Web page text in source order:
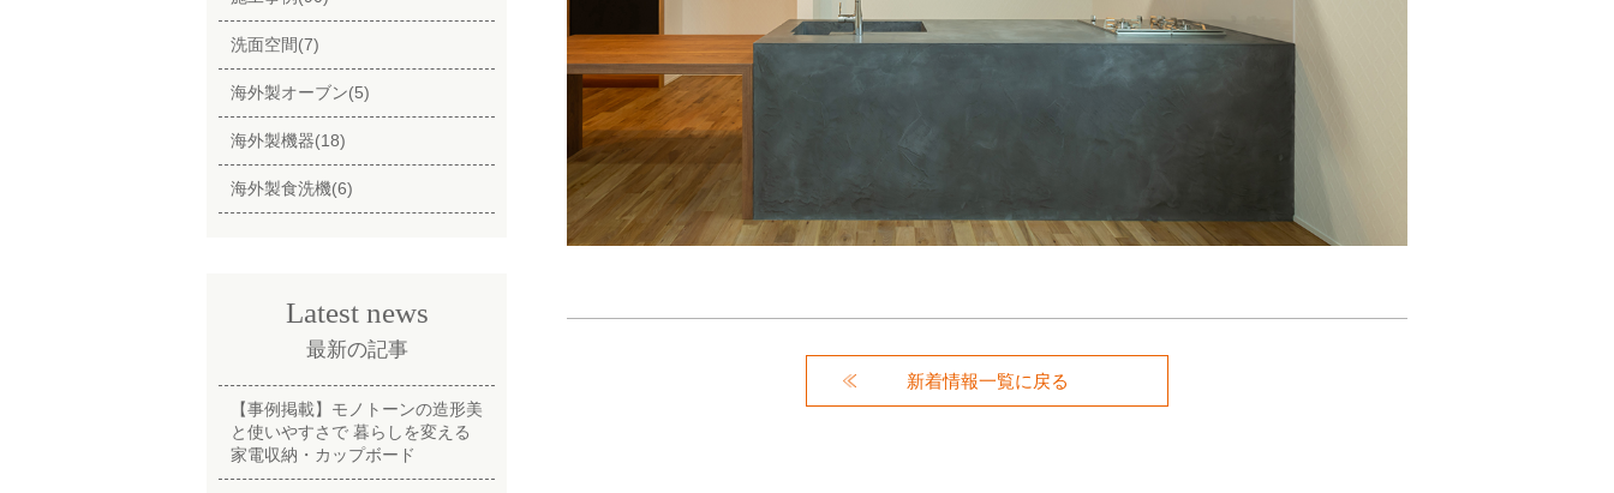
新着情報一覧に戻る
洗面空間(7)
海外製オーブン(5)
海外製機器(18)
海外製食洗機(6)
Latest news
最新の記事
【事例掲載】モノトーンの造形美
と使いやすさで 暮らしを変える
家電収納・カップボード